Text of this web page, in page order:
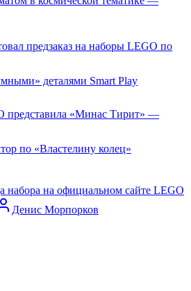
предзаказ на наборы LEGO по
деталями Smart Play
представила «Минас Тирит» —
по «Властелину колец»
набора на официальном сайте LEGO
Денис Морпорков